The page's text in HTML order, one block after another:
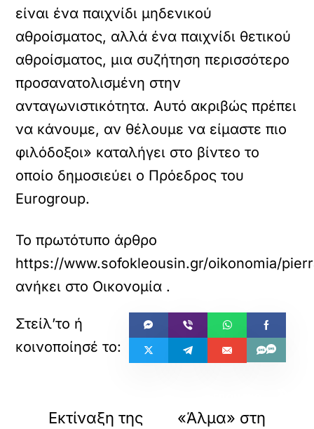
είναι ένα παιχνίδι μηδενικού
αθροίσματος, αλλά ένα παιχνίδι θετικού
αθροίσματος, μια συζήτηση περισσότερο
προσανατολισμένη στην
ανταγωνιστικότητα. Αυτό ακριβώς πρέπει
να κάνουμε, αν θέλουμε να είμαστε πιο
φιλόδοξοι» καταλήγει στο βίντεο το
οποίο δημοσιεύει ο Πρόεδρος του
Eurogroup.
Το πρωτότυπο άρθρο
https://www.sofokleousin.gr/oikonomia/
ανήκει στο Οικονομία .
Εκτίναξη της «Άλμα» στη